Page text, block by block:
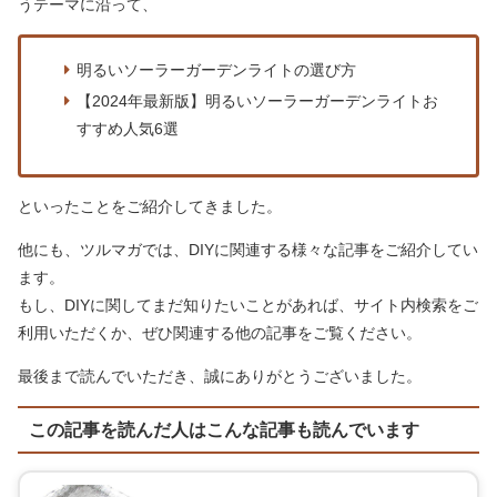
うテーマに沿って、
明るいソーラーガーデンライトの選び方
【2024年最新版】明るいソーラーガーデンライトお
すすめ人気6選
といったことをご紹介してきました。
他にも、ツルマガでは、DIYに関連する様々な記事をご紹介してい
ます。
もし、DIYに関してまだ知りたいことがあれば、サイト内検索をご
利用いただくか、ぜひ関連する他の記事をご覧ください。
最後まで読んでいただき、誠にありがとうございました。
この記事を読んだ人はこんな記事も読んでいます